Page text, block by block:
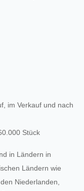
im Verkauf und nach
Stück
in Ländern in
Ländern wie
Niederlanden,